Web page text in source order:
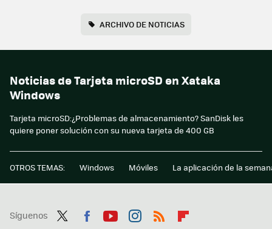
ARCHIVO DE NOTICIAS
Noticias de Tarjeta microSD en Xataka
Windows
Tarjeta microSD:¿Problemas de almacenamiento? SanDisk les
quiere poner solución con su nueva tarjeta de 400 GB
OTROS TEMAS: Windows Móviles La aplicación de la
Síguenos